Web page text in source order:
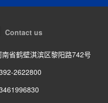
Contact us
省鹤壁淇滨区黎阳路742号
2622800